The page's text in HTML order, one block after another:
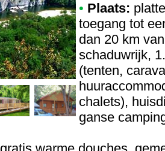
• Plaats:
toegang tot
dan 20 km
schaduwrijk,
(tenten,
chalets),
ganse